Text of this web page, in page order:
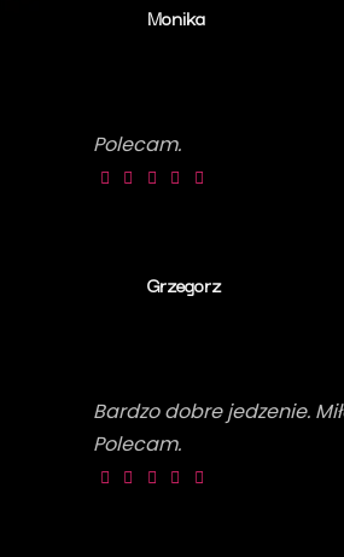
Monika
Polecam.
Grzegorz
Bardzo dobre jedzenie.
Polecam.